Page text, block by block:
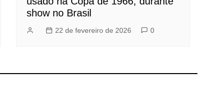
show no Brasil
22 de fevereiro de 2026 0